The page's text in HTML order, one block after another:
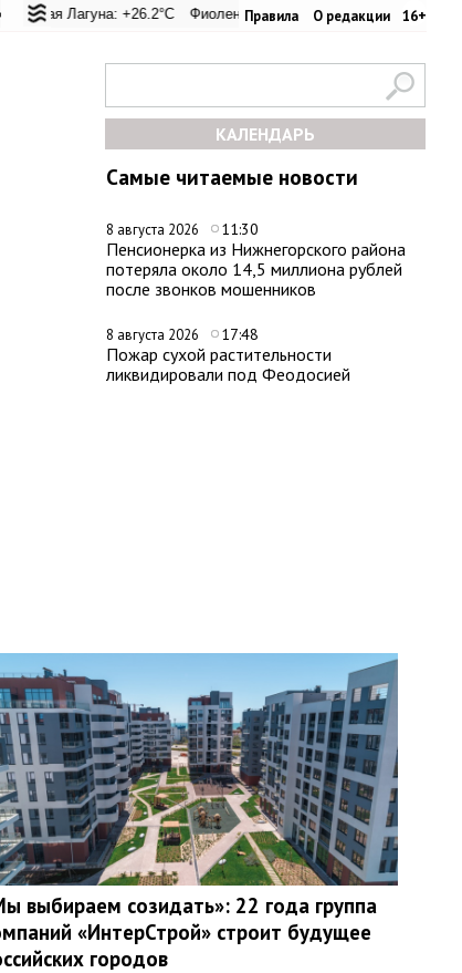
Правила О редакции 16+
Лагуна: +26.2°C Фиолент: +26.4°C Казачья бухта: +26.2°C
+23.7°C Евпатория: +26°C Керчь: +26.8°C Никитский сад:
КАЛЕНДАРЬ
Самые читаемые новости
8 августа 2026 11:30
Пенсионерка из Нижнегорского района
потеряла около 14,5 миллиона рублей
после звонков мошенников
8 августа 2026 17:48
Пожар сухой растительности
ликвидировали под Феодосией
выбираем созидать»: 22 года группа
«ИнтерСтрой» строит будущее
городов